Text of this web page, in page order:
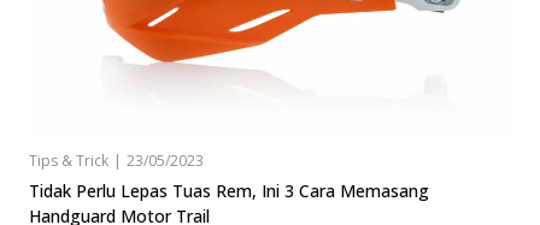
Tips & Trick | 23/05/2023
Tidak Perlu Lepas Tuas Rem, Ini 3 Cara Memasang
Handguard Motor Trail